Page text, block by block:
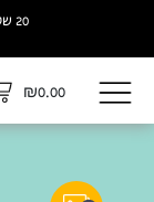
20 שקלים קאשבק בכל הזמנה מעל 250 ש”ח
₪0.00